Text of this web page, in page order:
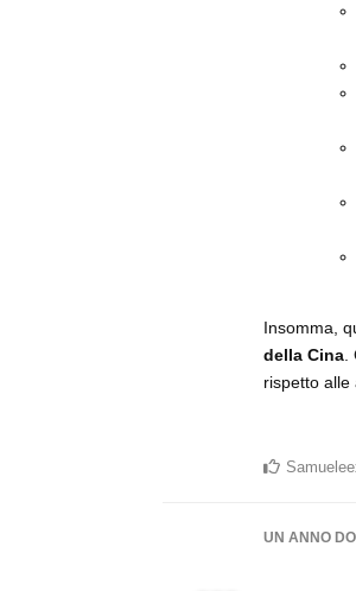
Insomma,
della Cina
rispetto alle
UN ANNO